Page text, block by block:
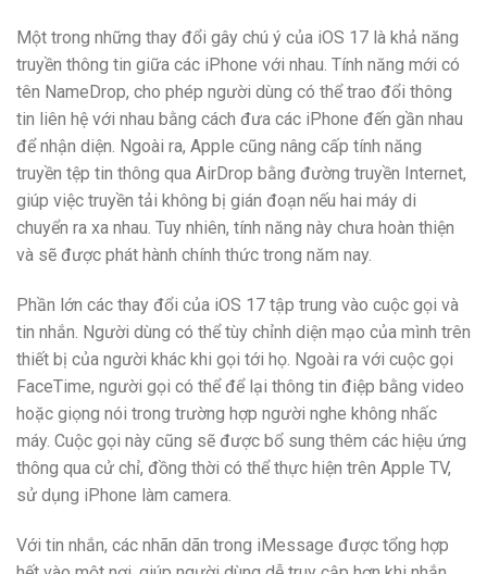
Một trong những thay đổi gây chú ý của iOS 17 là khả năng
truyền thông tin giữa các iPhone với nhau. Tính năng mới có
tên NameDrop, cho phép người dùng có thể trao đổi thông
tin liên hệ với nhau bằng cách đưa các iPhone đến gần nhau
để nhận diện. Ngoài ra, Apple cũng nâng cấp tính năng
truyền tệp tin thông qua AirDrop bằng đường truyền Internet,
giúp việc truyền tải không bị gián đoạn nếu hai máy di
chuyển ra xa nhau. Tuy nhiên, tính năng này chưa hoàn thiện
và sẽ được phát hành chính thức trong năm nay.
Phần lớn các thay đổi của iOS 17 tập trung vào cuộc gọi và
tin nhắn. Người dùng có thể tùy chỉnh diện mạo của mình trên
thiết bị của người khác khi gọi tới họ. Ngoài ra với cuộc gọi
FaceTime, người gọi có thể để lại thông tin điệp bằng video
hoặc giọng nói trong trường hợp người nghe không nhấc
máy. Cuộc gọi này cũng sẽ được bổ sung thêm các hiệu ứng
thông qua cử chỉ, đồng thời có thể thực hiện trên Apple TV,
sử dụng iPhone làm camera.
Với tin nhắn, các nhãn dãn trong iMessage được tổng hợp